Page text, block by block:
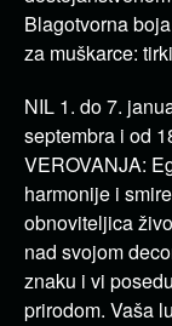
Blagotvorna
za muškarce:
NIL 1. do 7.
septembra i od
VEROVANJA:
harmonije i
obnoviteljica
nad svojom
znaku i vi
prirodom. Vaša